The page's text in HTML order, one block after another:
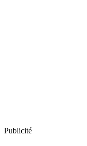
Publicité